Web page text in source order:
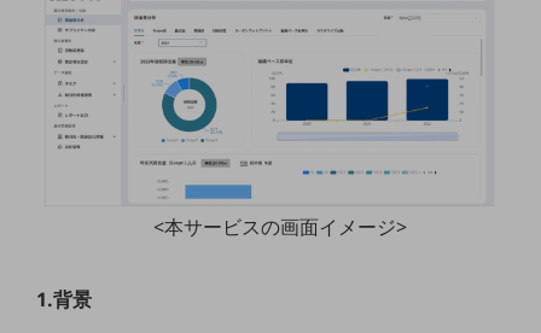
データ利活用
課題・ニーズで探すTOP
<本サービスの画面イメージ>
1.背景